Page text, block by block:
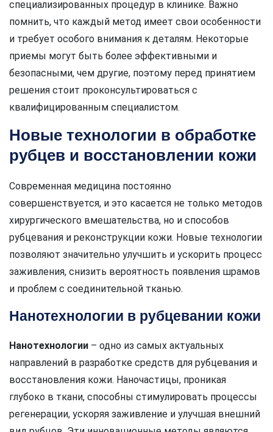
специализированных процедур в клинике. Важно
помнить, что каждый метод имеет свои особенности
и требует особого внимания к деталям. Некоторые
приемы могут быть более эффективными и
безопасными, чем другие, поэтому перед принятием
решения стоит проконсультироваться с
квалифицированным специалистом.
Новые технологии в обработке
рубцев и восстановлении кожи
Современная медицина постоянно
совершенствуется, и это касается не только методов
хирургического вмешательства, но и способов
рубцевания и реконструкции кожи. Новые технологии
позволяют значительно улучшить и ускорить процесс
заживления, снизить вероятность появления шрамов
и проблем с соединительной тканью.
Нанотехнологии в рубцевании кожи
Нанотехнологии – одно из самых актуальных
направлений в разработке средств для рубцевания и
восстановления кожи. Наночастицы, проникая
глубоко в ткани, способны стимулировать процессы
регенерации, ускоряя заживление и улучшая внешний